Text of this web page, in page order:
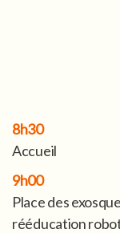
8h30
Accueil
9h00
Place des
rééducation